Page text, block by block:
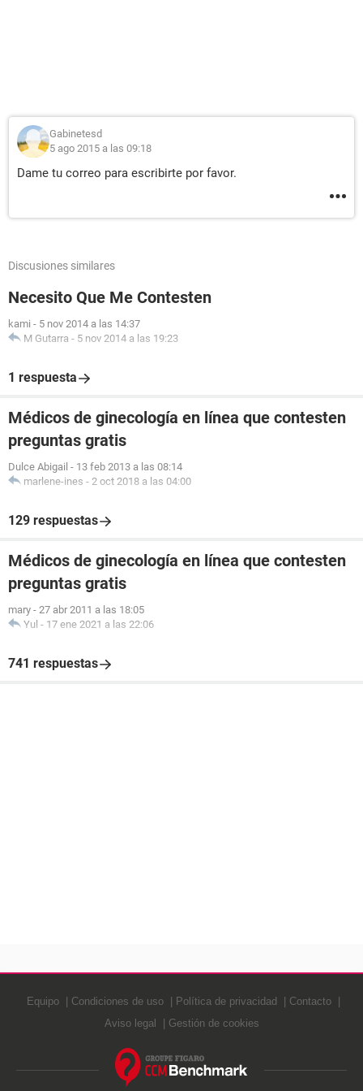
Gabinetesd
5 ago 2015 a las 09:18
Dame tu correo para escribirte por favor.
Discusiones similares
Necesito Que Me Contesten
kami - 5 nov 2014 a las 14:37
M Gutarra - 5 nov 2014 a las 19:23
1 respuesta
Médicos de ginecología en línea que contesten
preguntas gratis
Dulce Abigail - 13 feb 2013 a las 08:14
marlene-ines - 2 oct 2018 a las 04:00
129 respuestas
Médicos de ginecología en línea que contesten
preguntas gratis
mary - 27 abr 2011 a las 18:05
Yul - 17 ene 2021 a las 22:06
741 respuestas
Equipo Condiciones de uso Política de privacidad
Contacto
Aviso legal
Gestión de cookies